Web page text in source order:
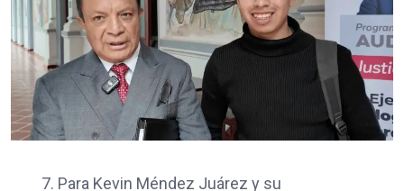
7. Para Kevin Méndez Juárez y su